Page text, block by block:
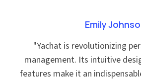
Emily
"Yachat is revolutionizing
management. Its intuitive
features make it an